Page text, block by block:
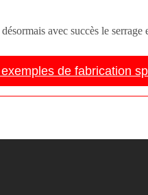
avec succès le serrage
de fabrication